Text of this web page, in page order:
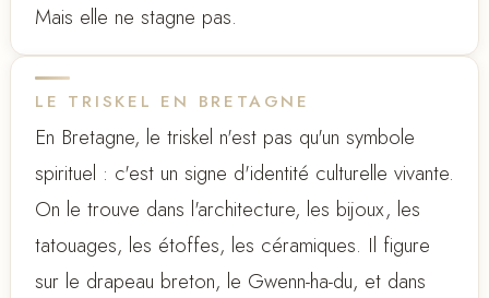
Mais elle ne stagne pas.
LE TRISKEL EN BRETAGNE
En Bretagne, le triskel n'est pas qu'un symbole
spirituel : c'est un signe d'identité culturelle vivante.
On le trouve dans l'architecture, les bijoux, les
tatouages, les étoffes, les céramiques. Il figure
sur le drapeau breton, le Gwenn-ha-du, et dans